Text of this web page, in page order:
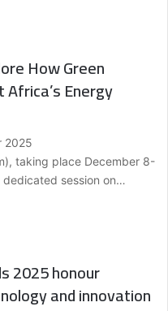
How Green
Energy
2025
taking place December 8-
dedicated session on…
2025 honour
and innovation